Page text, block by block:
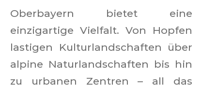
Oberbayern bietet eine
einzigartige Vielfalt. Von Hopfen
lastigen Kulturlandschaften über
alpine Naturlandschaften bis hin
zu urbanen Zentren – all das